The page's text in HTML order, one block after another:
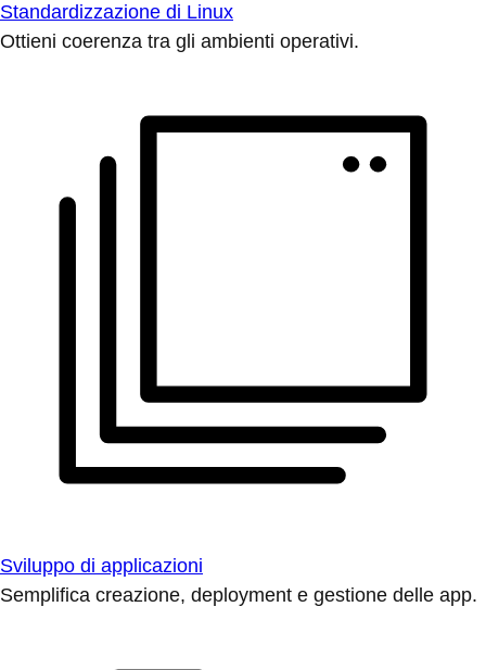
Standardizzazione di Linux
Ottieni coerenza tra gli ambienti operativi.
Sviluppo di applicazioni
Semplifica creazione, deployment e gestione delle app.